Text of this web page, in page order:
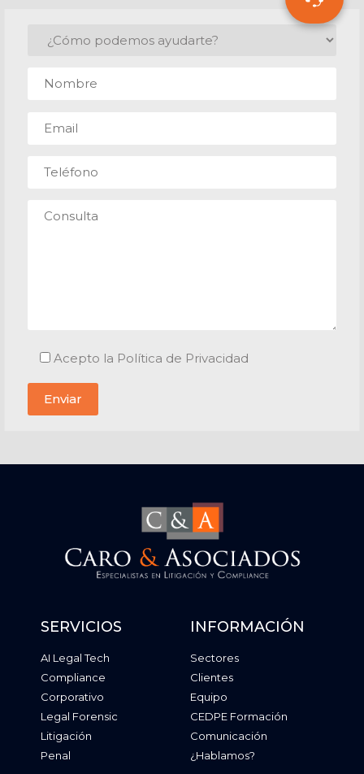
Acepto la Política de Privacidad
SERVICIOS
AI Legal Tech
Compliance
Corporativo
Legal Forensic
Litigación
Penal
INFORMACIÓN
Sectores
Clientes
Equipo
CEDPE Formación
Comunicación
¿Hablamos?